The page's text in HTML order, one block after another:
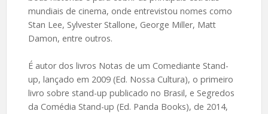
mundiais de cinema, onde entrevistou nomes como
Stan Lee, Sylvester Stallone, George Miller, Matt
Damon, entre outros.
É autor dos livros Notas de um Comediante Stand-
up, lançado em 2009 (Ed. Nossa Cultura), o primeiro
livro sobre stand-up publicado no Brasil, e Segredos
da Comédia Stand-up (Ed. Panda Books), de 2014,